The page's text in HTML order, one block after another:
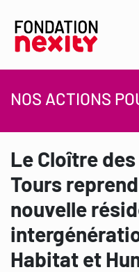
NOS ACTIONS
Le Cloître
Tours
nouvelle
Habitat et